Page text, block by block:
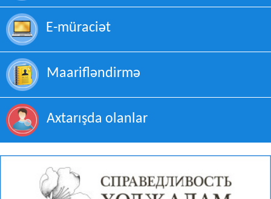
E-müraciət
Maarifləndirmə
Axtarışda olanlar